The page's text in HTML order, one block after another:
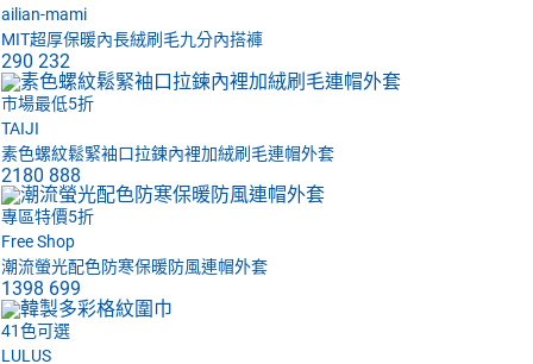
ailian-mami
MIT超厚保暖內長絨刷毛九分內搭褲
290 232
市場最低5折
TAIJI
素色螺紋鬆緊袖口拉鍊內裡加絨刷毛連帽外套
2180 888
專區特價5折
Free Shop
潮流螢光配色防寒保暖防風連帽外套
1398 699
41色可選
LULUS